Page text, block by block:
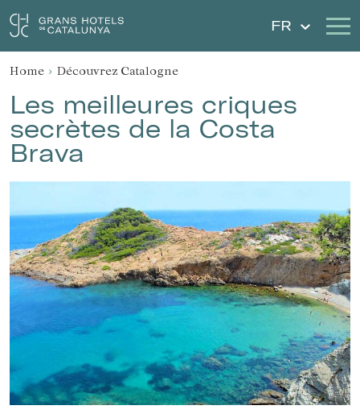
FR
Nos Hôtels Escapades
Mariages Chèques Cadeau
Má réservation
Se connecter Créer un compte
Location/nom de l'hôtel
Home Découvrez Catalogne
Les meilleures criques
secrètes de la Costa
Brava